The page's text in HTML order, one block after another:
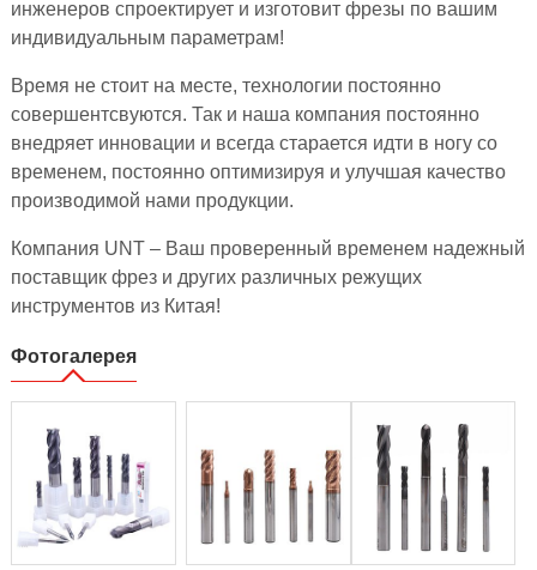
инженеров спроектирует и изготовит фрезы по вашим
индивидуальным параметрам!
Время не стоит на месте, технологии постоянно
совершентсвуются. Так и наша компания постоянно
внедряет инновации и всегда старается идти в ногу со
временем, постоянно оптимизируя и улучшая качество
производимой нами продукции.
Компания UNT – Ваш проверенный временем надежный
поставщик фрез и других различных режущих
инструментов из Китая!
Фотогалерея